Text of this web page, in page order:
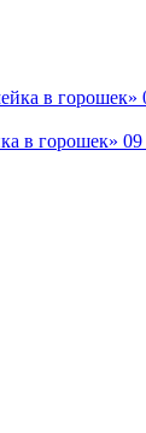
в горошек»